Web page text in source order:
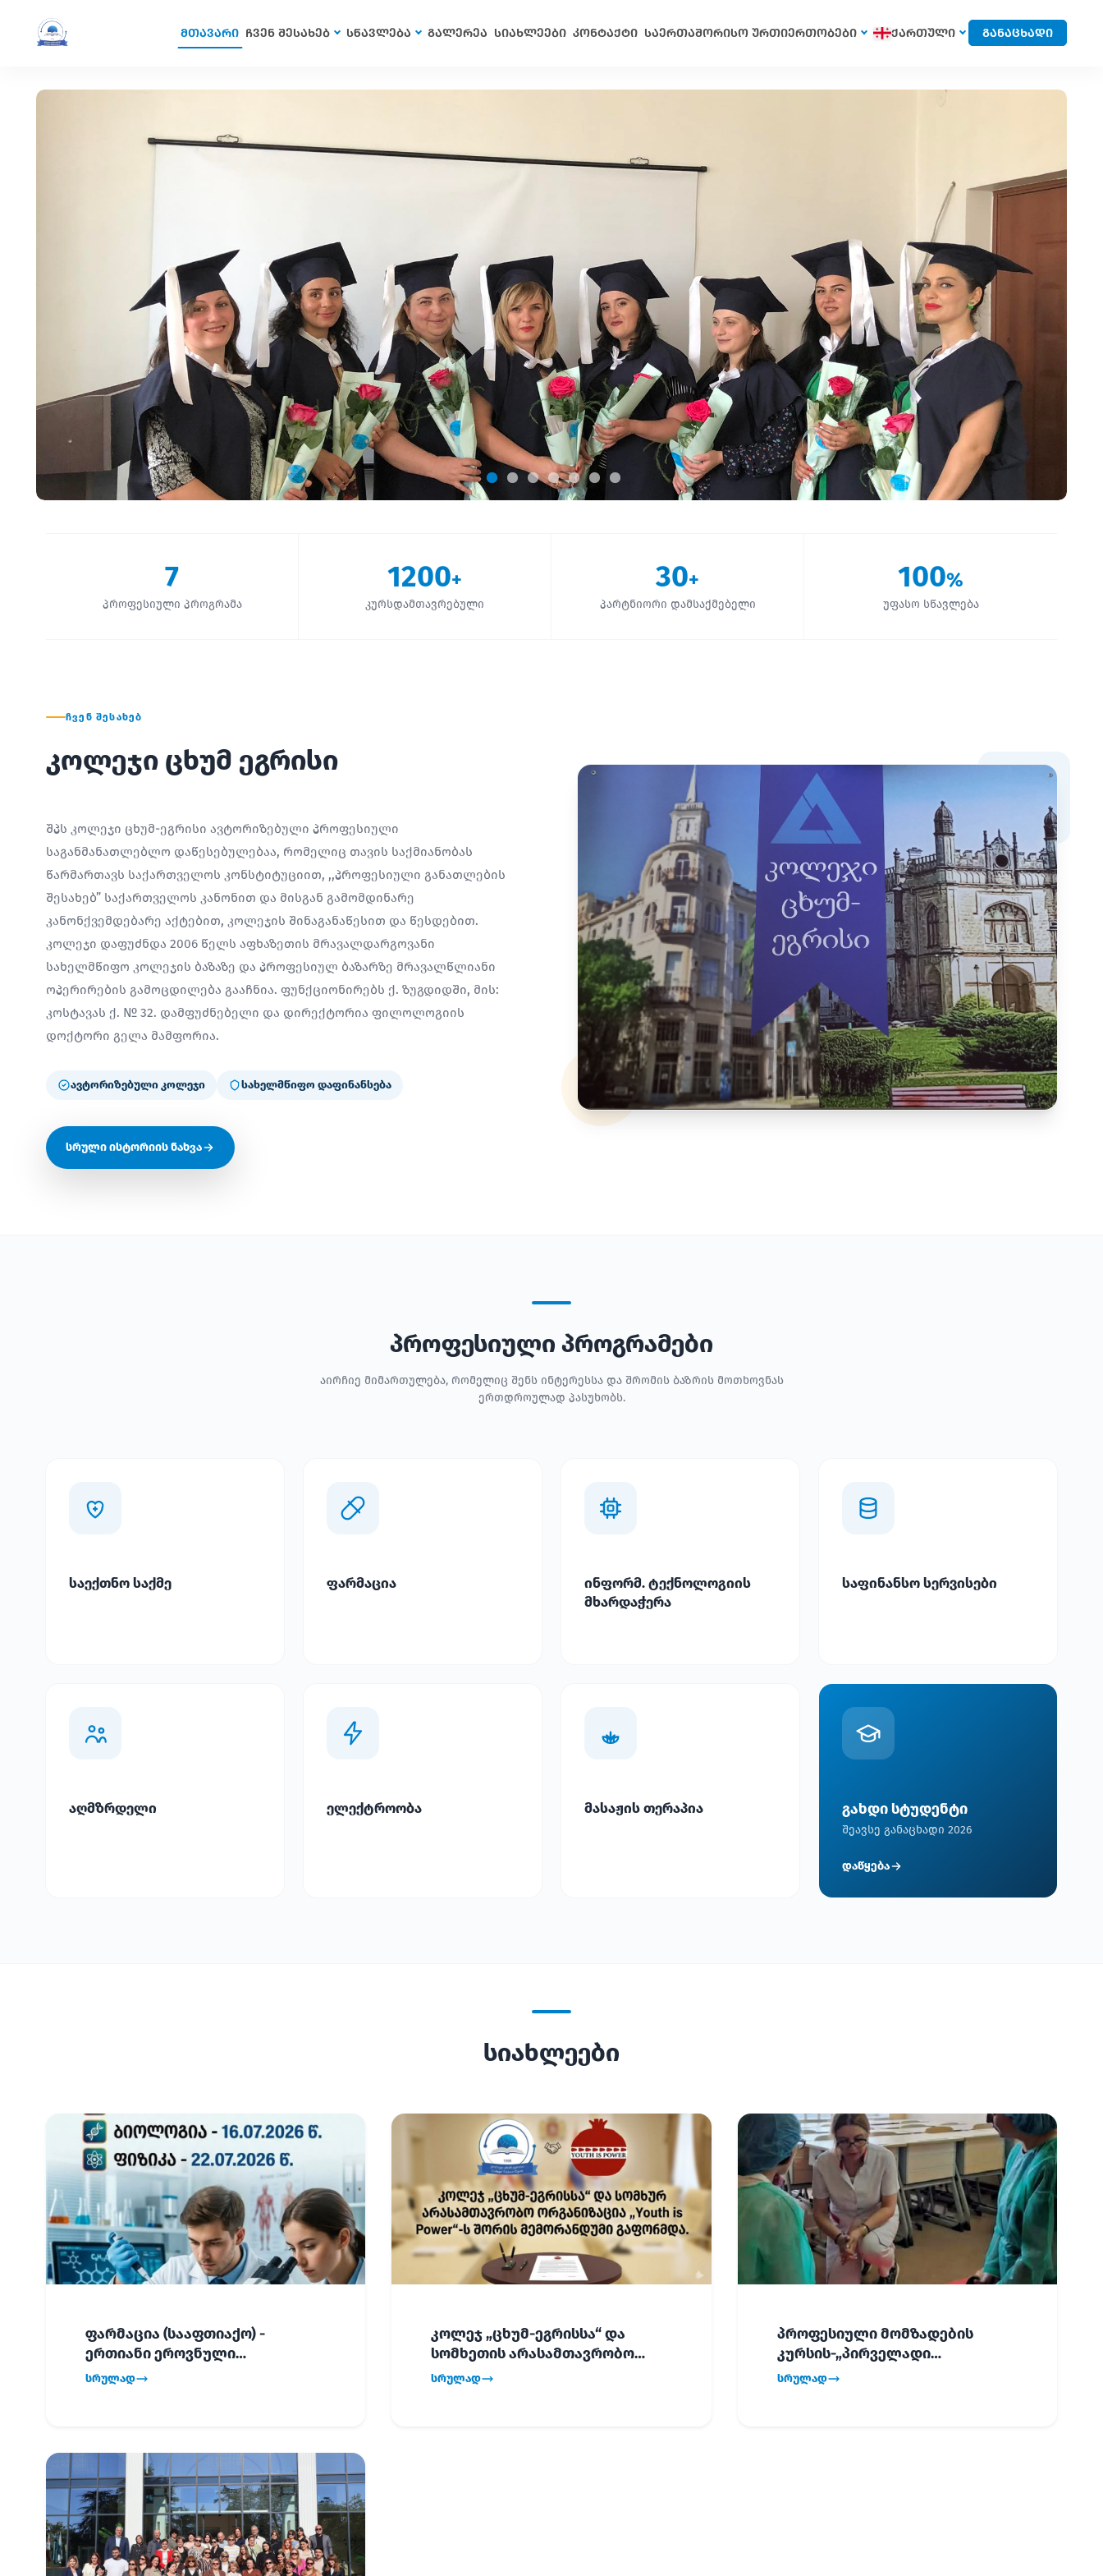
მთავარი ჩვენ შესახებ სწავლება გალერეა სიახლეები კონტაქტი საერთაშორისო ურთიერთობები ქართული განაცხადი
7
პროფესიული პროგრამა
1200+
კურსდამთავრებული
30+
პარტნიორი დამსაქმებელი
100%
უფასო სწავლება
ᲩᲕᲔᲜ ᲨᲔᲡᲐᲮᲔᲑ
კოლეჯი ცხუმ ეგრისი
შპს კოლეჯი ცხუმ-ეგრისი ავტორიზებული პროფესიული
საგანმანათლებლო დაწესებულებაა, რომელიც თავის საქმიანობას
წარმართავს საქართველოს კონსტიტუციით, ,,პროფესიული განათლების
შესახებ” საქართველოს კანონით და მისგან გამომდინარე
კანონქვემდებარე აქტებით, კოლეჯის შინაგანაწესით და წესდებით.
კოლეჯი დაფუძნდა 2006 წელს აფხაზეთის მრავალდარგოვანი
სახელმწიფო კოლეჯის ბაზაზე და პროფესიულ ბაზარზე მრავალწლიანი
ოპერირების გამოცდილება გააჩნია. ფუნქციონირებს ქ. ზუგდიდში, მის:
კოსტავას ქ. № 32. დამფუძნებელი და დირექტორია ფილოლოგიის
დოქტორი გელა მამფორია.
ავტორიზებული კოლეჯი სახელმწიფო დაფინანსება
სრული ისტორიის ნახვა
პროფესიული პროგრამები
აირჩიე მიმართულება, რომელიც შენს ინტერესსა და შრომის ბაზრის მოთხოვნას
ერთდროულად პასუხობს.
საექთნო საქმე ფარმაცია
ინფორმ. ტექნოლოგიის
მხარდაჭერა
საფინანსო სერვისები
აღმზრდელი ელექტროობა მასაჟის თერაპია გახდი სტუდენტი
შეავსე განაცხადი 2026
დაწყება
სიახლეები
ფარმაცია (სააფთიაქო) -
ერთიანი ეროვნული
გამოცდების განრიგი!
სრულად
კოლეჯ „ცხუმ-ეგრისსა“ და
სომხეთის არასამთავრობო
ორგანიზაცია „Youth is Power“-ს
სრულად
პროფესიული მომზადების
კურსის-„პირველადი
გადაუდებელი დახმარება“,
სრულად